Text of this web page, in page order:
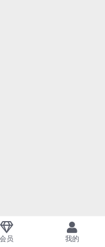
会员 我的